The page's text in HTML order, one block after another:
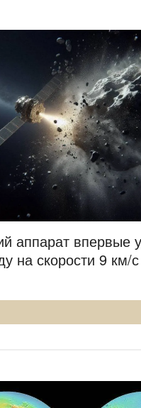
аппарат впервые
на скорости 9 км/с